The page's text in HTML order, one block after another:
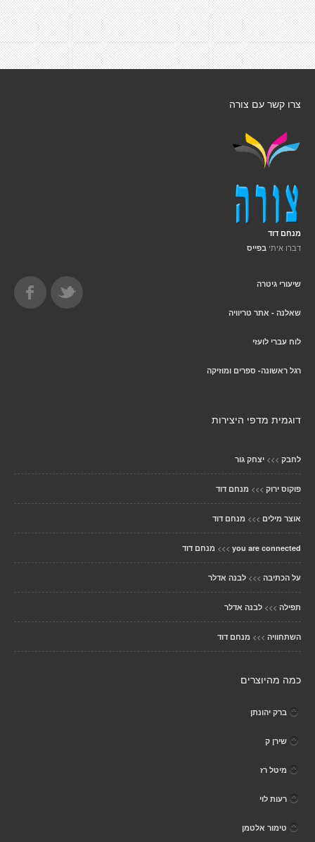
צרו קשר עם צורה
מנחם דוד
דברו איתי בפייס
שיעורי גיטרה
שאלנה - אתר טריוויה
לוח עברי לועזי
רגל ראשונה- ספרים ומוזיקה
דוגמית מדפי היצירות
לחבק >>> יצחק גור
פוקוס ירוק >>> מנחם דוד
אוצר מילים >>> מנחם דוד
you are connected
>>> מנחם דוד
על הכתיבה >>> לבנה אדלר
תפילה >>> לבנה אדלר
השתחוויה >>> מנחם דוד
כמה מהיוצרים
ברק יהונתן
שירן ק
מיטל רז
רעות לוי
טימור אלטמן